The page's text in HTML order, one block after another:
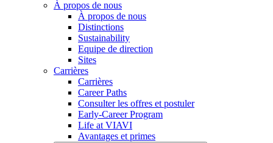
À propos de nous
À propos de nous
Distinctions
Sustainability
Equipe de direction
Sites
Carrières
Carrières
Career Paths
Consulter les offres et postuler
Early-Career Program
Life at VIAVI
Avantages et primes